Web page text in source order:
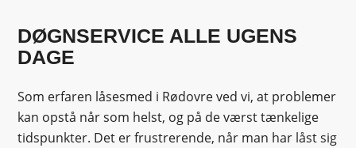
DØGNSERVICE ALLE UGENS
DAGE
Som erfaren låsesmed i Rødovre ved vi, at problemer
kan opstå når som helst, og på de værst tænkelige
tidspunkter. Det er frustrerende, når man har låst sig